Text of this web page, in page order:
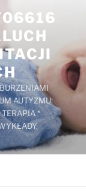
AUTYZMU:
TERAPIA *